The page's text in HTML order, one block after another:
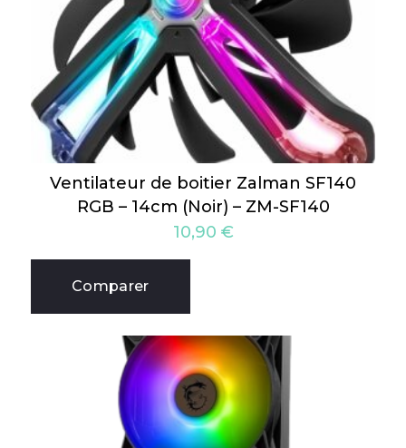
Ventilateur de boitier Zalman SF140
RGB – 14cm (Noir) – ZM-SF140
10,90 €
Comparer